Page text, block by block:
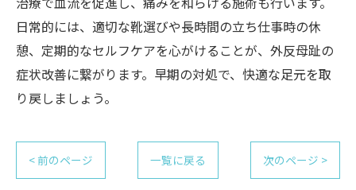
日常的には、適切な靴選びや長時間の立ち仕事時の休
憩、定期的なセルフケアを心がけることが、外反母趾の
症状改善に繋がります。早期の対処で、快適な足元を取
り戻しましょう。
< 前のページ 一覧に戻る 次のページ >